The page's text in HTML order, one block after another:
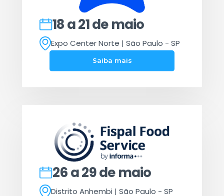
18 a 21 de maio
Expo Center Norte | São Paulo - SP
Saiba mais
26 a 29 de maio
Distrito Anhembi | São Paulo - SP